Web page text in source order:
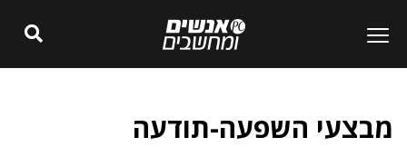
מבצעי השפעה-תודעה